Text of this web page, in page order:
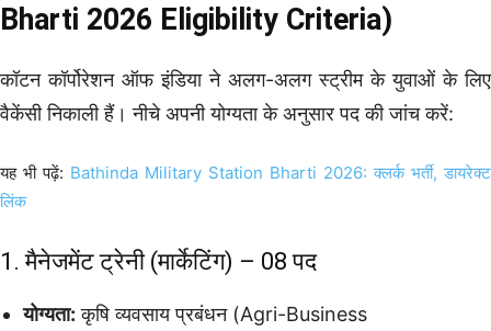
Bharti 2026 Eligibility Criteria)
कॉटन कॉर्पोरेशन ऑफ इंडिया ने अलग-अलग स्ट्रीम के युवाओं के लिए
वैकेंसी निकाली हैं। नीचे अपनी योग्यता के अनुसार पद की जांच करें:
यह भी पढ़ें: Bathinda Military Station Bharti 2026: क्लर्क भर्ती, डायरेक्ट
लिंक
1. मैनेजमेंट ट्रेनी (मार्केटिंग) – 08 पद
योग्यता: कृषि व्यवसाय प्रबंधन (Agri-Business